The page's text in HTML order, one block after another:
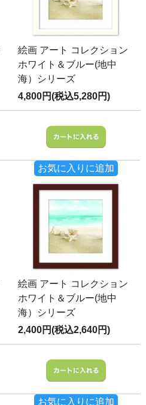
絵画 アート コレクション
ホワイト＆ブルー(地中
海）シリーズ
4,800円(税込5,280円)
お気に入りに追加
絵画 アート コレクション
ホワイト＆ブルー(地中
海）シリーズ
2,400円(税込2,640円)
お気に入りに追加